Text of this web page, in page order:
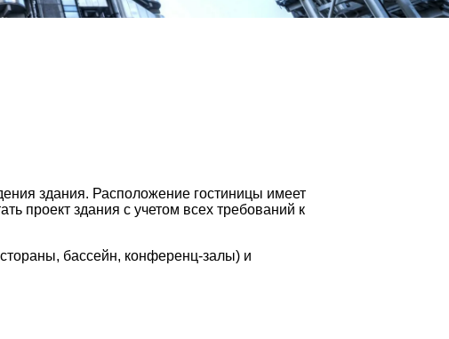
здания. Расположение гостиницы имеет
проект здания с учетом всех требований к
бассейн, конференц-залы) и